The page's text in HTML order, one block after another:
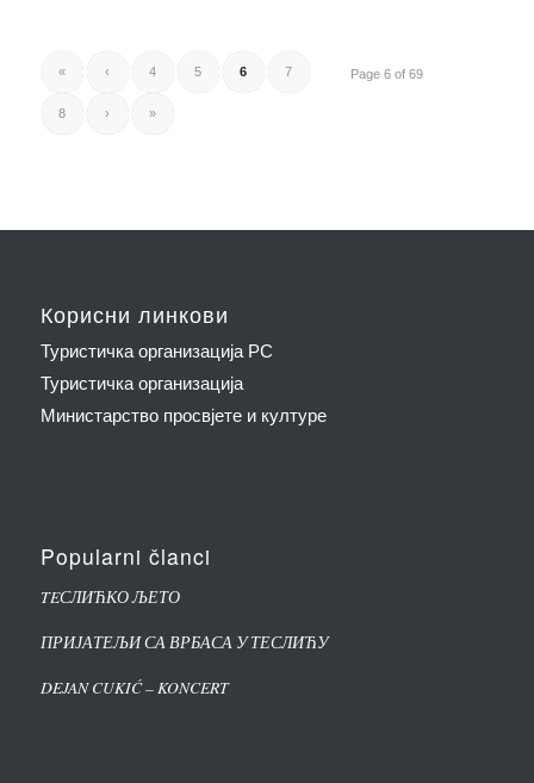
Page 6 of 69
« ‹ 4 5 6 7
8 › »
Корисни линкови
Туристичка организација РС
Туристичка организација
Министарство просвјете и културе
Popularni članci
TEСЛИЋКО ЉЕТО
ПРИЈАТЕЉИ СА ВРБАСА У ТЕСЛИЋУ
DEJAN CUKIĆ – KONCERT